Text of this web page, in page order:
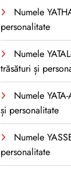
Numele
personalitate
Numele
trăsături și
Numele
și personalitate
Numele
personalitate